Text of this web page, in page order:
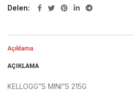
Delen
Açıklama
AÇIKLAMA
KELLOGG”S MINI”S 215G